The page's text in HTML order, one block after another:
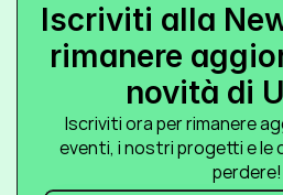
Iscriviti alla
rimanere
novità di
Iscriviti ora per rimanere
eventi, i nostri progetti e le
perdere!